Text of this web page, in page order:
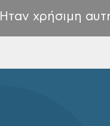
Ηταν χρήσιμη